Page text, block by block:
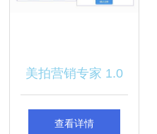
美拍营销专家 1.0
官方版 高效运营提
查看详情